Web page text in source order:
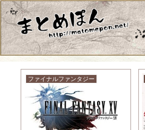
ファイナルファンタジー